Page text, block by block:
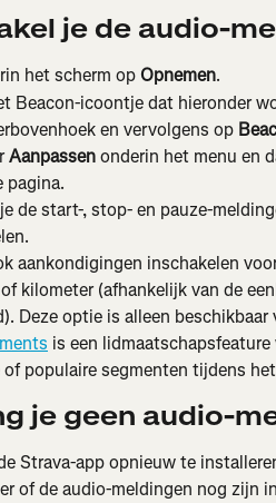
je de audio-
het scherm op Opnemen.
Beacon-icoontje dat hieronder
en vervolgens op
Aanpassen onderin het menu en
pagina.
de start-, stop- en pauze-
aankondigingen inschakelen
kilometer (afhankelijk van de
Deze optie is alleen
is een
populaire segmenten tijdens
je geen audio-
Strava-app opnieuw te
of de audio-meldingen nog zijn